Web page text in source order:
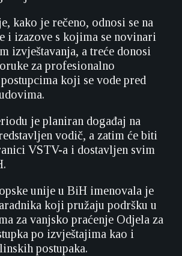
kako je rečeno, odnosi se na
i izazove s kojima se novinari
izvještavanja, a treće donosi
za profesionalno
koji se vode pred
je planiran događaj na
vodič, a zatim će biti
VSTV-a i dostavljen svim
unije u BiH imenovala je
koji pružaju podršku u
za vanjsko praćenje Odjela za
po izvještajima kao i
postupaka.